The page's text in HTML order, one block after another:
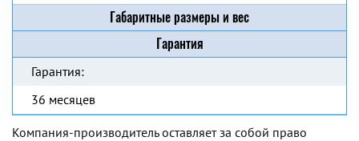
Габаритные размеры и вес
Гарантия
Гарантия:
36 месяцев
Компания-производитель оставляет за собой право